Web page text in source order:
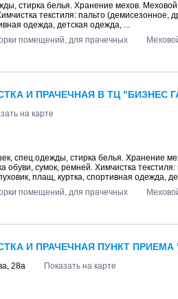
стирка белья. Хранение мехов.
текстиля: пальто
одежда, детская одежда, ...
помещений, для прачечных
И ПРАЧЕЧНАЯ В ТЦ "БИЗНЕС
на карте
спец.одежды, стирка белья. Хранение
обуви, сумок, ремней. Химчистка
плащ, куртка, спортивная одежда,
помещений, для прачечных
И ПРАЧЕЧНАЯ ПУНКТ ПРИЕМА
28а
Показать на карте